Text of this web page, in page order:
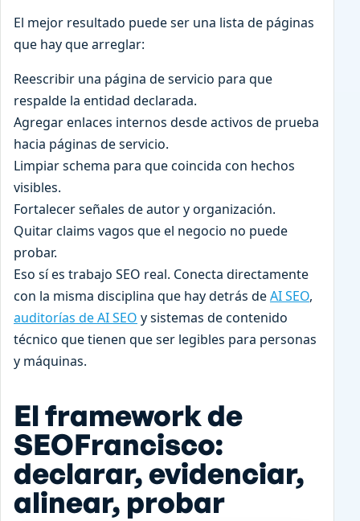
El mejor resultado puede ser una lista de páginas
que hay que arreglar:
Reescribir una página de servicio para que
respalde la entidad declarada.
Agregar enlaces internos desde activos de prueba
hacia páginas de servicio.
Limpiar schema para que coincida con hechos
visibles.
Fortalecer señales de autor y organización.
Quitar claims vagos que el negocio no puede
probar.
Eso sí es trabajo SEO real. Conecta directamente
con la misma disciplina que hay detrás deAI SEO,
auditorías de AI SEO y sistemas de contenido
técnico que tienen que ser legibles para personas
y máquinas.
El framework de
SEOFrancisco:
declarar, evidenciar,
alinear, probar